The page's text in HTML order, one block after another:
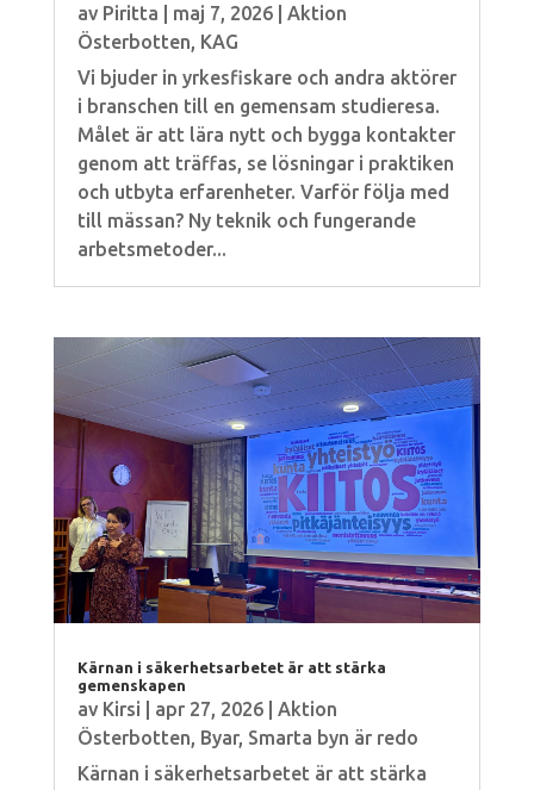
av Piritta maj 7, 2026| Aktion
Österbotten, KAG
Vi bjuder in yrkesfiskare och andra aktörer
i branschen till en gemensam studieresa.
Målet är att lära nytt och bygga kontakter
genom att träffas, se lösningar i praktiken
och utbyta erfarenheter. Varför följa med
till mässan? Ny teknik och fungerande
arbetsmetoder...
Kärnan i säkerhetsarbetet är att stärka
gemenskapen
av Kirsi apr 27, 2026| Aktion
Österbotten, Byar, Smarta byn är redo
Kärnan i säkerhetsarbetet är att stärka